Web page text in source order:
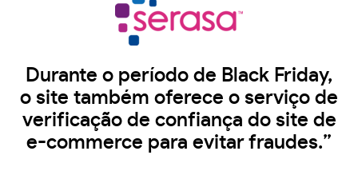
Durante o período de Black Friday,
o site também oferece o serviço de
verificação de confiança do site de
e-commerce para evitar fraudes.”